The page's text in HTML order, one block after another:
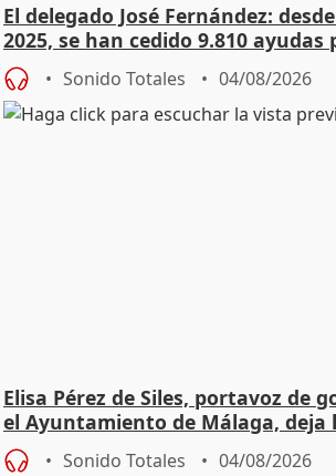
El delegado José Fernández:
2025, se han cedido 9.810
Sonido Totales 04/08/2026
Elisa Pérez de Siles, portavoz de
el Ayuntamiento de Málaga, deja
Sonido Totales 04/08/2026